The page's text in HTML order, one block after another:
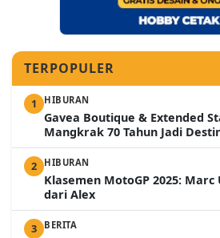
TERPOPULER
1 HIBURAN
Gavea Boutique & Extended
Mangkrak 70 Tahun Jadi
2 HIBURAN
Klasemen MotoGP 2025: Marc
dari Alex
3 BERITA